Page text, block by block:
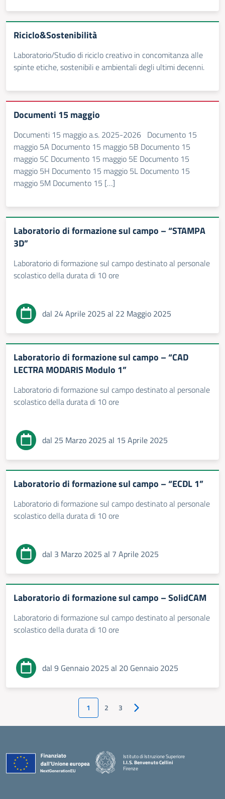
Riciclo&Sostenibilità
Laboratorio/Studio di riciclo creativo in concomitanza alle
spinte etiche, sostenibili e ambientali degli ultimi decenni.
Documenti 15 maggio
Documenti 15 maggio a.s. 2025-2026 Documento 15
maggio 5A Documento 15 maggio 5B Documento 15
maggio 5C Documento 15 maggio 5E Documento 15
maggio 5H Documento 15 maggio 5L Documento 15
maggio 5M Documento 15 […]
Laboratorio di formazione sul campo – “STAMPA
3D”
Laboratorio di formazione sul campo destinato al personale
scolastico della durata di 10 ore
dal 24 Aprile 2025 al 22 Maggio 2025
Laboratorio di formazione sul campo – “CAD
LECTRA MODARIS Modulo 1”
Laboratorio di formazione sul campo destinato al personale
scolastico della durata di 10 ore
dal 25 Marzo 2025 al 15 Aprile 2025
Laboratorio di formazione sul campo – “ECDL 1”
Laboratorio di formazione sul campo destinato al personale
scolastico della durata di 10 ore
dal 3 Marzo 2025 al 7 Aprile 2025
Laboratorio di formazione sul campo – SolidCAM
Laboratorio di formazione sul campo destinato al personale
scolastico della durata di 10 ore
dal 9 Gennaio 2025 al 20 Gennaio 2025
1 2 3 Pagina successiva
Istituto di Istruzione Superiore
I.I.S. Benvenuto Cellini
Firenze